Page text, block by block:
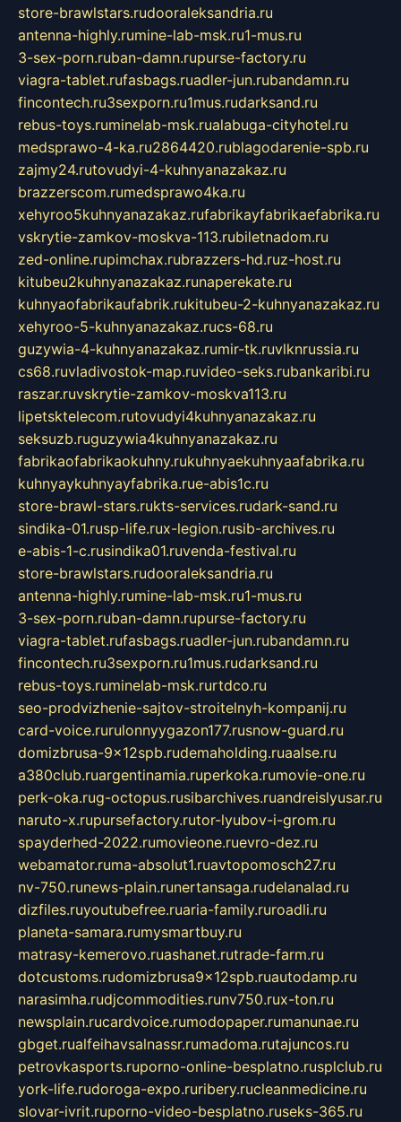
store-brawlstars.rudooraleksandria.ru
antenna-highly.rumine-lab-msk.ru1-mus.ru
3-sex-porn.ruban-damn.rupurse-factory.ru
viagra-tablet.rufasbags.ruadler-jun.rubandamn.ru
fincontech.ru3sexporn.ru1mus.rudarksand.ru
rebus-toys.ruminelab-msk.rualabuga-cityhotel.ru
medsprawo-4-ka.ru2864420.rublagodarenie-spb.ru
zajmy24.rutovudyi-4-kuhnyanazakaz.ru
brazzerscom.rumedsprawo4ka.ru
xehyroo5kuhnyanazakaz.rufabrikayfabrikaefabrika.ru
vskrytie-zamkov-moskva-113.rubiletnadom.ru
zed-online.rupimchax.rubrazzers-hd.ruz-host.ru
kitubeu2kuhnyanazakaz.runaperekate.ru
kuhnyaofabrikaufabrik.rukitubeu-2-kuhnyanazakaz.ru
xehyroo-5-kuhnyanazakaz.rucs-68.ru
guzywia-4-kuhnyanazakaz.rumir-tk.ruvlknrussia.ru
cs68.ruvladivostok-map.ruvideo-seks.rubankaribi.ru
raszar.ruvskrytie-zamkov-moskva113.ru
lipetsktelecom.rutovudyi4kuhnyanazakaz.ru
seksuzb.ruguzywia4kuhnyanazakaz.ru
fabrikaofabrikaokuhny.rukuhnyaekuhnyaafabrika.ru
kuhnyaykuhnyayfabrika.rue-abis1c.ru
store-brawl-stars.rukts-services.rudark-sand.ru
sindika-01.rusp-life.rux-legion.rusib-archives.ru
e-abis-1-c.rusindika01.ruvenda-festival.ru
store-brawlstars.rudooraleksandria.ru
antenna-highly.rumine-lab-msk.ru1-mus.ru
3-sex-porn.ruban-damn.rupurse-factory.ru
viagra-tablet.rufasbags.ruadler-jun.rubandamn.ru
fincontech.ru3sexporn.ru1mus.rudarksand.ru
rebus-toys.ruminelab-msk.rurtdco.ru
seo-prodvizhenie-sajtov-stroitelnyh-kompanij.ru
card-voice.rurulonnyygazon177.rusnow-guard.ru
domizbrusa-9x12spb.rudemaholding.ruaalse.ru
a380club.ruargentinamia.ruperkoka.rumovie-one.ru
perk-oka.rug-octopus.rusibarchives.ruandreislyusar.ru
naruto-x.rupursefactory.rutor-lyubov-i-grom.ru
spayderhed-2022.rumovieone.ruevro-dez.ru
webamator.ruma-absolut1.ruavtopomosch27.ru
nv-750.runews-plain.runertansaga.rudelanalad.ru
dizfiles.ruyoutubefree.ruaria-family.ruroadli.ru
planeta-samara.rumysmartbuy.ru
matrasy-kemerovo.ruashanet.rutrade-farm.ru
dotcustoms.rudomizbrusa9x12spb.ruautodamp.ru
narasimha.rudjcommodities.runv750.rux-ton.ru
newsplain.rucardvoice.rumodopaper.rumanunae.ru
gbget.rualfeihavsalnassr.rumadoma.rutajuncos.ru
petrovkasports.ruporno-online-besplatno.rusplclub.ru
york-life.rudoroga-expo.ruribery.rucleanmedicine.ru
slovar-ivrit.ruporno-video-besplatno.ruseks-365.ru